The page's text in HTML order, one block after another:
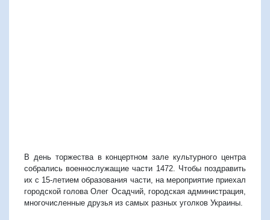
В день торжества в концертном зале культурного центра
собрались военнослужащие части 1472. Чтобы поздравить
их с 15-летием образования части, на мероприятие приехал
городской голова Олег Осадчий, городская администрация,
многочисленные друзья из самых разных уголков Украины.